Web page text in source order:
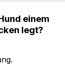
einem
legt?